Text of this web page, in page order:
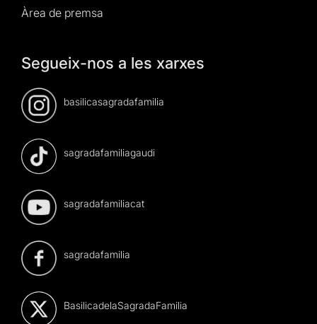
Àrea de premsa
Segueix-nos a les xarxes
basilicasagradafamilia
sagradafamiliagaudi
sagradafamiliacat
sagradafamilia
BasilicadelaSagradaFamilia